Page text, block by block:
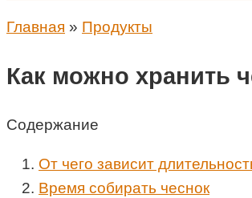
Главная » Продукты
Как можно хранить
Содержание
От чего зависит
Время собирать чеснок